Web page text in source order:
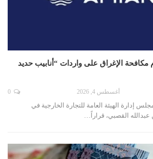
الإغراق على واردات “أنابيب حديد
أغسطس 4, 2026
إدارة الهيئة العامة للتجارة الخارجية في
القصبي، قراراً…